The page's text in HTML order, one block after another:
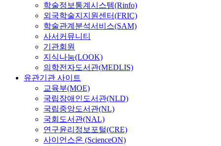
학술정보통계시스템(Rinfo)
외국학술지지원센터(FRIC)
학술관계분석서비스(SAM)
사서커뮤니티
기관회원
지식나눔(LOOK)
의학전자도서관(MEDLIS)
유관기관 사이트
교육부(MOE)
국립장애인도서관(NLD)
국립중앙도서관(NL)
국회도서관(NAL)
연구윤리정보포털(CRE)
사이언스온 (ScienceON)